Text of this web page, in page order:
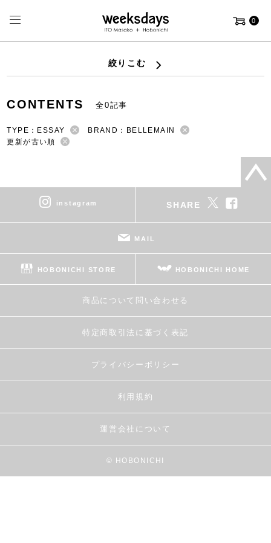
0
絞りこむ
CONTENTS 全0記事
TYPE：ESSAY
BRAND：BELLEMAIN
更新が古い順
instagram SHARE
MAIL
HOBONICHI STORE HOBONICHI HOME
商品について問い合わせる
特定商取引法に基づく表記
プライバシーポリシー
利用規約
運営会社について
© HOBONICHI